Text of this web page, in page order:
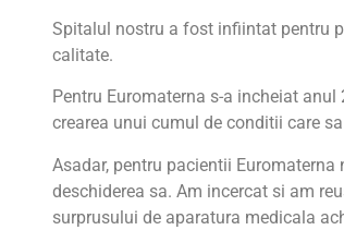
Spitalul nostru a fost infiintat pentru
calitate.
Pentru Euromaterna s-a incheiat
crearea unui cumul de conditii care
Asadar, pentru pacientii
deschiderea sa. Am incercat si am
surprusului de aparatura medicala